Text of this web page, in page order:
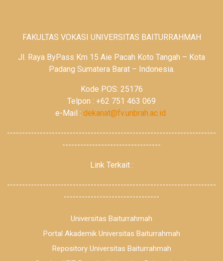
FAKULTAS VOKASI UNIVERSITAS BAITURRAHMAH
Jl. Raya ByPass Km 15 Aie Pacah Koto Tangah – Kota
Padang Sumatera Barat – Indonesia.
Kode POS: 25176
Telpon : +62 751 463 069
e-Mail : dekanat@fv.unbrah.ac.id
----------------------------------------------------------------------
---------------------------------
Link Terkait :
----------------------------------------------------------------------
--------------------------------
Universitas Baiturrahmah
Portal Akademik Universitas Baiturrahmah
Repository Universitas Baiturrahmah